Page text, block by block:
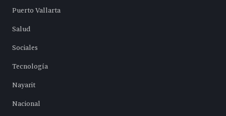
Puerto Vallarta
Salud
Sociales
Tecnología
Nayarit
Nacional